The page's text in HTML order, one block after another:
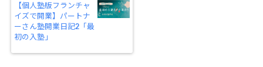
【個人塾版フランチャ
イズで開業】パートナ
ーさん塾開業日記2「最
初の入塾」